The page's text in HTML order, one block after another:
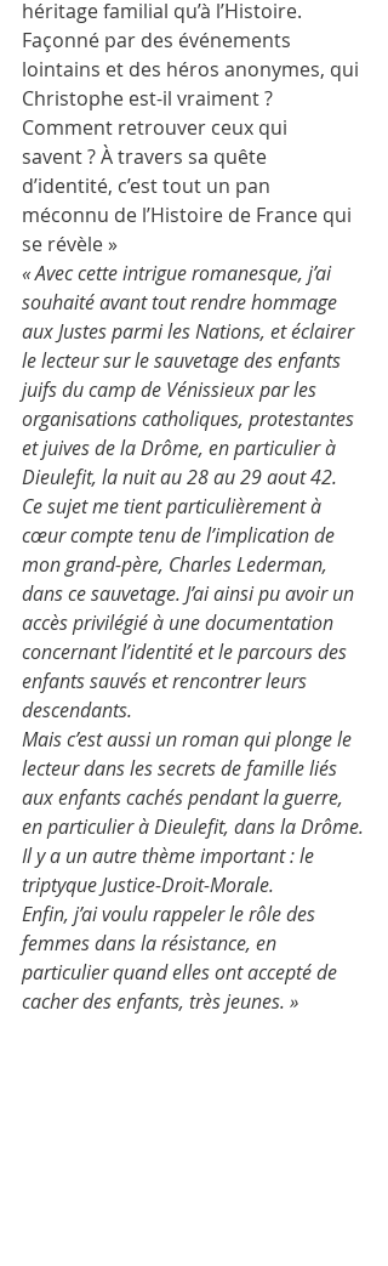
héritage familial qu’à l’Histoire.
Façonné par des événements
lointains et des héros anonymes, qui
Christophe est-il vraiment ?
Comment retrouver ceux qui
savent ? À travers sa quête
d’identité, c’est tout un pan
méconnu de l’Histoire de France qui
se révèle »
« Avec cette intrigue romanesque, j’ai
souhaité avant tout rendre hommage
aux Justes parmi les Nations, et éclairer
le lecteur sur le sauvetage des enfants
juifs du camp de Vénissieux par les
organisations catholiques, protestantes
et juives de la Drôme, en particulier à
Dieulefit, la nuit au 28 au 29 aout 42.
Ce sujet me tient particulièrement à
cœur compte tenu de l’implication de
mon grand-père, Charles Lederman,
dans ce sauvetage. J’ai ainsi pu avoir un
accès privilégié à une documentation
concernant l’identité et le parcours des
enfants sauvés et rencontrer leurs
descendants.
Mais c’est aussi un roman qui plonge le
lecteur dans les secrets de famille liés
aux enfants cachés pendant la guerre,
en particulier à Dieulefit, dans la Drôme.
Il y a un autre thème important : le
triptyque Justice-Droit-Morale.
Enfin, j’ai voulu rappeler le rôle des
femmes dans la résistance, en
particulier quand elles ont accepté de
cacher des enfants, très jeunes. »